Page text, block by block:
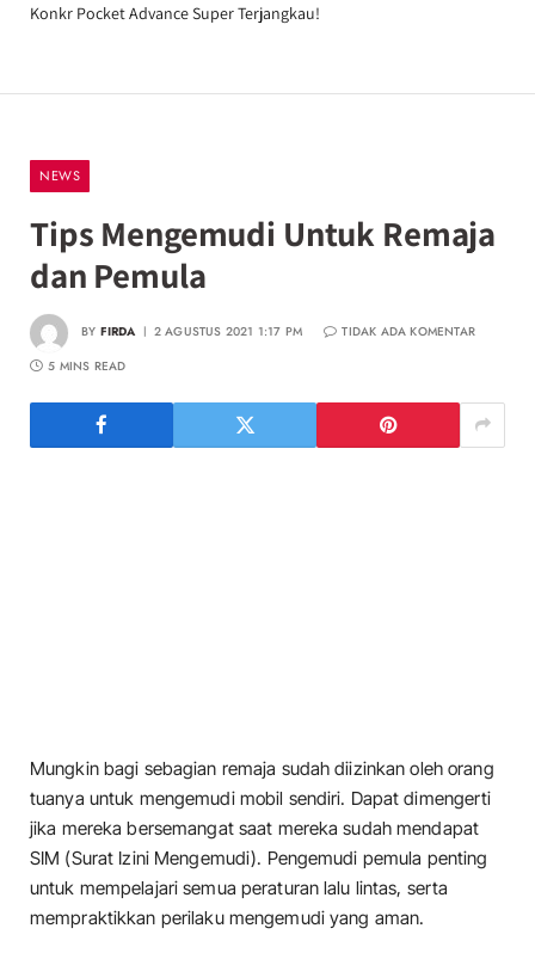
Konkr Pocket Advance Super Terjangkau!
NEWS
Tips Mengemudi Untuk Remaja
dan Pemula
BY FIRDA 2 AGUSTUS 2021 1:17 PM
TIDAK ADA KOMENTAR
5 MINS READ
Mungkin bagi sebagian remaja sudah diizinkan oleh orang
tuanya untuk mengemudi mobil sendiri. Dapat dimengerti
jika mereka bersemangat saat mereka sudah mendapat
SIM (Surat Izini Mengemudi). Pengemudi pemula penting
untuk mempelajari semua peraturan lalu lintas, serta
mempraktikkan perilaku mengemudi yang aman.